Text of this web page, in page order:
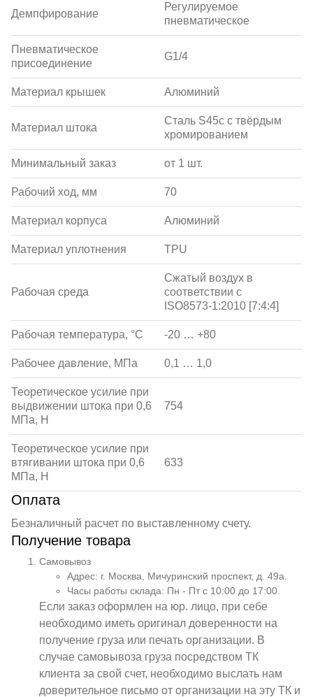
Демпфирование
Регулируемое
пневматическое
Пневматическое
присоединение
G1/4
Материал крышек Алюминий
Материал штока
Сталь S45c с твёрдым
хромированием
Минимальный заказ от 1 шт.
Рабочий ход, мм 70
Материал корпуса Алюминий
Материал уплотнения TPU
Рабочая среда
Сжатый воздух в
соответствии с
ISO8573-1:2010 [7:4:4]
Рабочая температура, °С -20 … +80
Рабочее давление, МПа 0,1 … 1,0
Теоретическое усилие при
выдвижении штока при 0,6
МПа, Н
754
Теоретическое усилие при
втягивании штока при 0,6
МПа, Н
633
Оплата
Безналичный расчет по выставленному счету.
Получение товара
Самовывоз
Адрес: г. Москва, Мичуринский проспект, д. 49а.
Часы работы склада: Пн - Пт с 10:00 до 17:00.
Если заказ оформлен на юр. лицо, при себе
необходимо иметь оригинал доверенности на
получение груза или печать организации. В
случае самовывоза груза посредством ТК
клиента за свой счет, необходимо выслать нам
доверительное письмо от организации на эту ТК и